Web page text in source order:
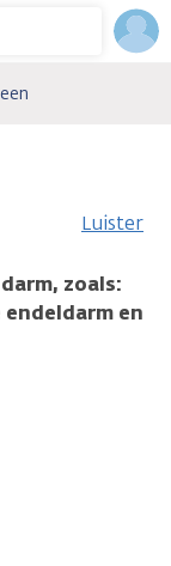
Luister
zoals:
en